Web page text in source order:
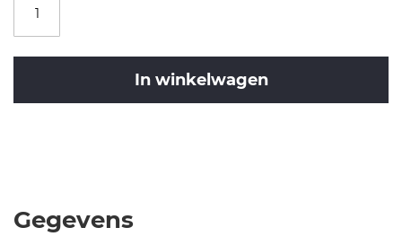
In winkelwagen
Ros
Vest-
Gegevens